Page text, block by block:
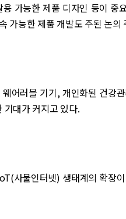
가능한 제품 디자인 등이 중
가능한 제품 개발도 주된 논의
어러블 기기, 개인화된 건강
기대가 커지고 있다.
사물인터넷) 생태계의 확장